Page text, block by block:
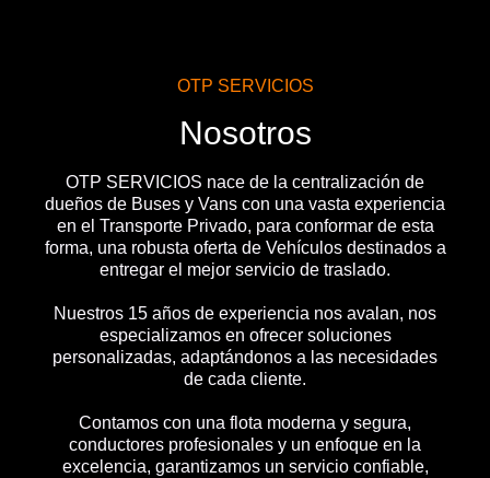
OTP SERVICIOS
Nosotros
OTP SERVICIOS nace de la centralización de
dueños de Buses y Vans con una vasta experiencia
en el Transporte Privado, para conformar de esta
forma, una robusta oferta de Vehículos destinados a
entregar el mejor servicio de traslado.
Nuestros 15 años de experiencia nos avalan, nos
especializamos en ofrecer soluciones
personalizadas, adaptándonos a las necesidades
de cada cliente.
Contamos con una flota moderna y segura,
conductores profesionales y un enfoque en la
excelencia, garantizamos un servicio confiable,